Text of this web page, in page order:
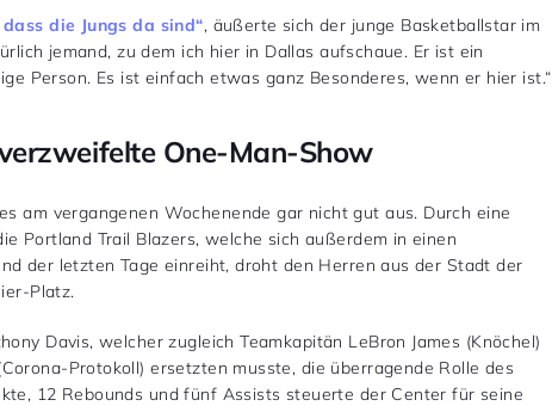
die Jungs da sind“, äußerte sich der junge Basketballstar im
jemand, zu dem ich hier in Dallas aufschaue. Er ist ein
Person. Es ist einfach etwas ganz Besonderes, wenn er hier ist.“
One-Man-Show
am vergangenen Wochenende gar nicht gut aus. Durch eine
Portland Trail Blazers, welche sich außerdem in einen
der letzten Tage einreiht, droht den Herren aus der Stadt der
Platz.
Davis, welcher zugleich Teamkapitän LeBron James (Knöchel)
Protokoll) ersetzten musste, die überragende Rolle des
12 Rebounds und fünf Assists steuerte der Center für seine